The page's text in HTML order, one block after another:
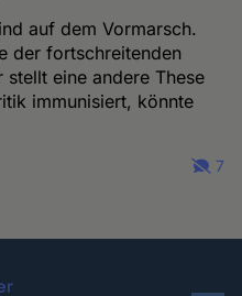
auf dem Vormarsch.
der fortschreitenden
stellt eine andere These
immunisiert, könnte
7